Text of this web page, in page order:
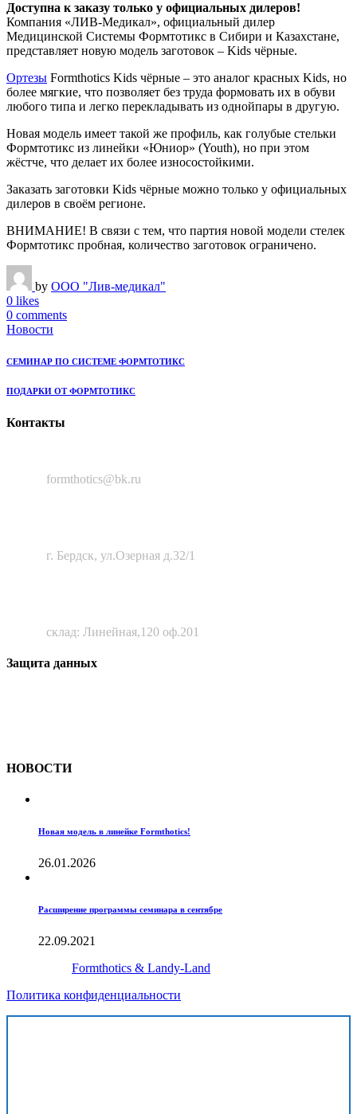
Доступна к заказу только у официальных дилеров!
Компания «ЛИВ-Медикал», официальный дилер
Медицинской Системы Формтотикс в Сибири и Казахстане,
представляет новую модель заготовок – Kids чёрные.
Ортезы Formthotics Kids чёрные – это аналог красных Kids, но
более мягкие, что позволяет без труда формовать их в обуви
любого типа и легко перекладывать из однойпары в другую.
Новая модель имеет такой же профиль, как голубые стельки
Формтотикс из линейки «Юниор» (Youth), но при этом
жёстче, что делает их более износостойкими.
Заказать заготовки Kids чёрные можно только у официальных
дилеров в своём регионе.
ВНИМАНИЕ! В связи с тем, что партия новой модели стелек
Формтотикс пробная, количество заготовок ограничено.
by ООО "Лив-медикал"
0 likes
0 comments
Новости
СЕМИНАР ПО СИСТЕМЕ ФОРМТОТИКС
ПОДАРКИ ОТ ФОРМТОТИКС
Контакты
formthotics@bk.ru
г. Бердск, ул.Озерная д.32/1
склад: Линейная,120 оф.201
Защита данных
НОВОСТИ
Новая модель в линейке Formthotics!
26.01.2026
Расширение программы семинара в сентябре
22.09.2021
Formthotics & Landy-Land
Политика конфиденциальности